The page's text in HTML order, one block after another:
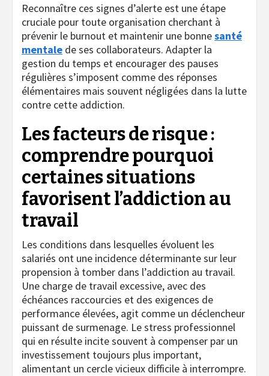
Reconnaître ces signes d’alerte est une étape
cruciale pour toute organisation cherchant à
prévenir le burnout et maintenir une bonnesanté
mentale de ses collaborateurs. Adapter la
gestion du temps et encourager des pauses
régulières s’imposent comme des réponses
élémentaires mais souvent négligées dans la lutte
contre cette addiction.
Les facteurs de risque :
comprendre pourquoi
certaines situations
favorisent l’addiction au
travail
Les conditions dans lesquelles évoluent les
salariés ont une incidence déterminante sur leur
propension à tomber dans l’addiction au travail.
Une charge de travail excessive, avec des
échéances raccourcies et des exigences de
performance élevées, agit comme un déclencheur
puissant de surmenage. Le stress professionnel
qui en résulte incite souvent à compenser par un
investissement toujours plus important,
alimentant un cercle vicieux difficile à interrompre.